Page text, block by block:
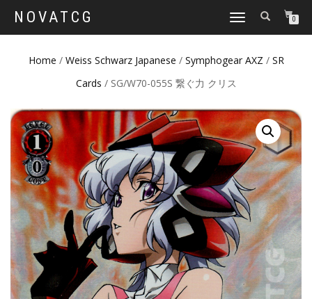
NOVATCG
TOGGLE
0
Home / Weiss Schwarz Japanese / Symphogear AXZ / SR
Cards / SG/W70-055S 繋ぐ力 クリス